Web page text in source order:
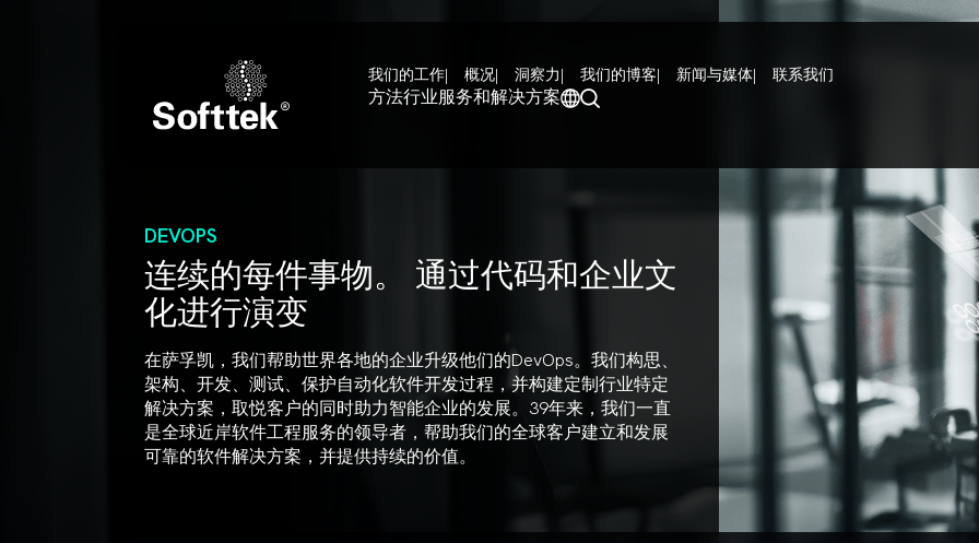
我们的工作 概况 洞察力 我们的博客 新闻与媒体 联系我们
方法行业服务和解决方案
DEVOPS
连续的每件事物。 通过代码和企业文
化进行演变
在萨孚凯，我们帮助世界各地的企业升级他们的DevOps。我们构思、
架构、开发、测试、保护自动化软件开发过程，并构建定制行业特定
解决方案，取悦客户的同时助力智能企业的发展。39年来，我们一直
是全球近岸软件工程服务的领导者，帮助我们的全球客户建立和发展
可靠的软件解决方案，并提供持续的价值。